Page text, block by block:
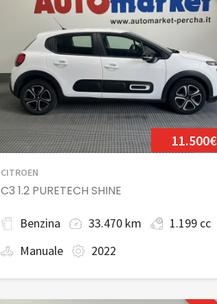
11.500€
CITROEN
C3 1.2 PURETECH SHINE
Benzina 33.470 km
1.199 cc
Manuale
2022